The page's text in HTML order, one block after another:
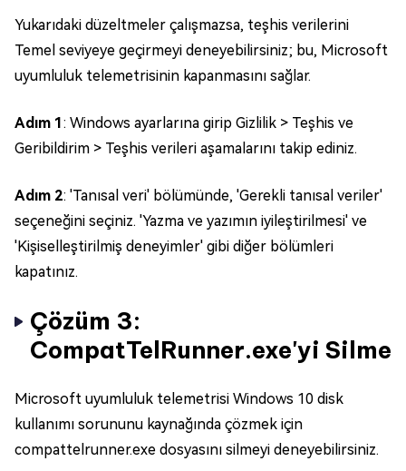
Yukarıdaki düzeltmeler çalışmazsa, teşhis verilerini
Temel seviyeye geçirmeyi deneyebilirsiniz; bu, Microsoft
uyumluluk telemetrisinin kapanmasını sağlar.
Adım 1 : Windows ayarlarına girip Gizlilik > Teşhis ve
Geribildirim > Teşhis verileri aşamalarını takip ediniz.
Adım 2: 'Tanısal veri' bölümünde, 'Gerekli tanısal veriler'
seçeneğini seçiniz. 'Yazma ve yazımın iyileştirilmesi' ve
'Kişiselleştirilmiş deneyimler' gibi diğer bölümleri
kapatınız.
Çözüm 3:
CompatTelRunner.exe'yi Silme
Microsoft uyumluluk telemetrisi Windows 10 disk
kullanımı sorununu kaynağında çözmek için
compattelrunner.exe dosyasını silmeyi deneyebilirsiniz.